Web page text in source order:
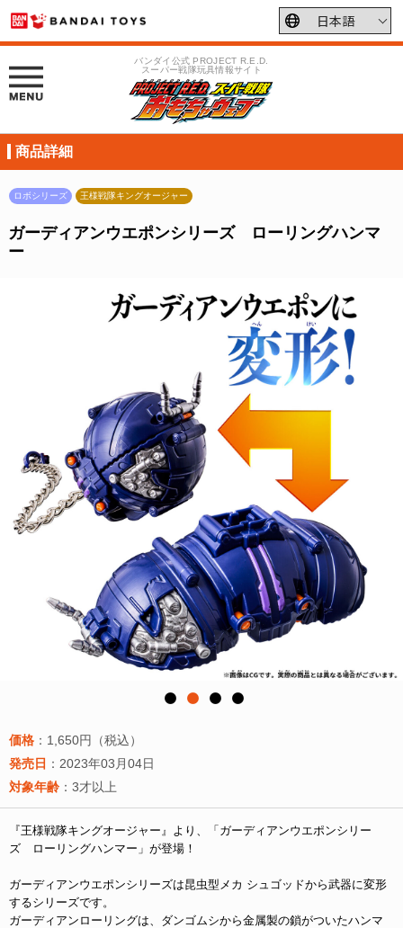
バンダイ公式 PROJECT R.E.D.
スーパー戦隊玩具情報サイト
商品詳細
ロボシリーズ 王様戦隊キングオージャー
ガーディアンウエポンシリーズ ローリングハンマ
ー
価格 ：1,650円（税込）
発売日 ：2023年03月04日
対象年齢 ：3才以上
『王様戦隊キングオージャー』より、「ガーディアンウエポンシリー
ズ ローリングハンマー」が登場！
ガーディアンウエポンシリーズは昆虫型メカ シュゴッドから武器に変形
するシリーズです。
ガーディアンローリングは、ダンゴムシから金属製の鎖がついたハンマ